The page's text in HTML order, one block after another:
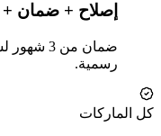
إصلاح + ضمان +
ضمان من
رسمية.
كل الماركات